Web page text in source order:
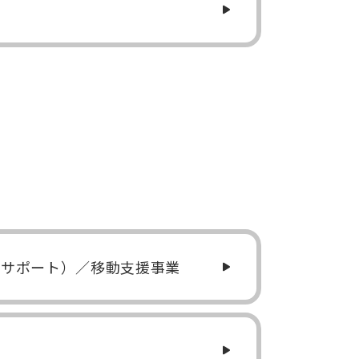
ポート）／移動支援事業